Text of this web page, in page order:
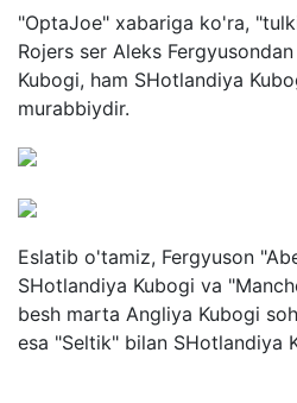
"OptaJoe" xabariga ko'ra,
Rojers ser Aleks
Kubogi, ham SHotlandiya
murabbiydir.
Eslatib o'tamiz, Fergyuson
SHotlandiya Kubogi va
besh marta Angliya Kubogi
esa "Seltik" bilan SHotlandiya